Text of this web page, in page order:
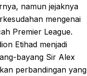
namun jejaknya
mengenai
Premier League.
Etihad menjadi
bayang Sir Alex
perbandingan yang